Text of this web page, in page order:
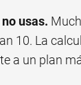
usas.
10. La
a un plan